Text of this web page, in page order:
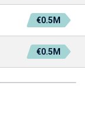
€0.5M
€0.5M